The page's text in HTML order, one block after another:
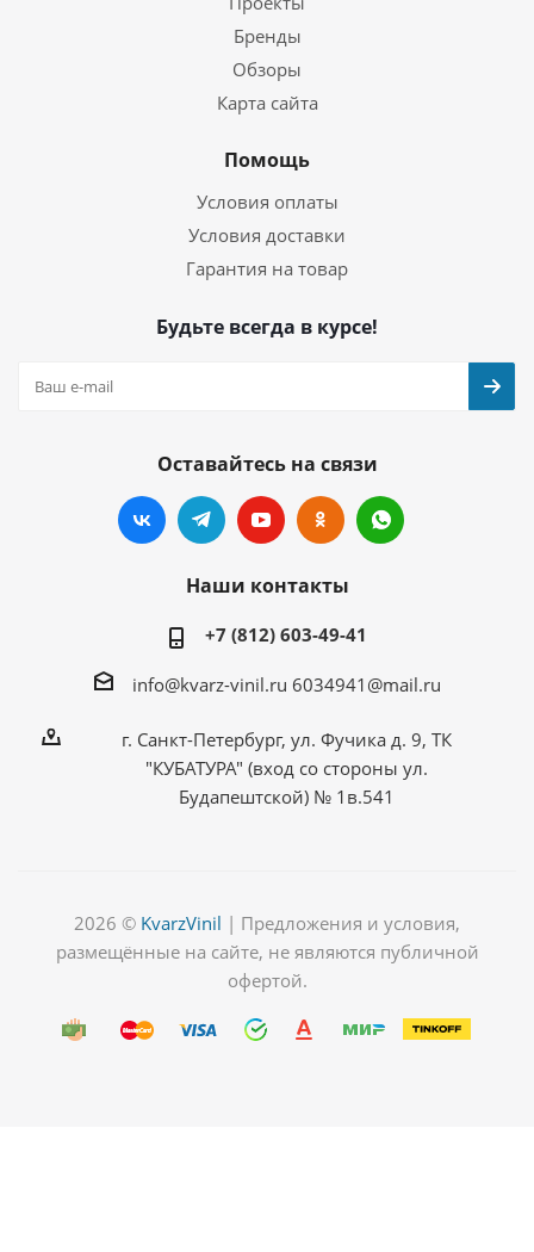
Бренды
Обзоры
Карта сайта
Помощь
Условия оплаты
Условия доставки
Гарантия на товар
Будьте всегда в курсе!
Оставайтесь на связи
Наши контакты
+7 (812) 603-49-41
info@kvarz-vinil.ru 6034941@mail.ru
г. Санкт-Петербург, ул. Фучика д. 9, ТК
"КУБАТУРА" (вход со стороны ул.
Будапештской) № 1в.541
2026 © KvarzVinil | Предложения и условия,
размещённые на сайте, не являются публичной
офертой.